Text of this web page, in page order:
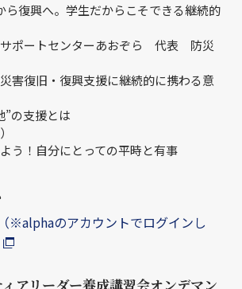
復興へ。学生だからこそできる継続的
ポートセンターあおぞら 代表 防災
復旧・復興支援に継続的に携わる意
支援とは
自分にとっての平時と有事
※alphaのアカウントでログインし
アリーダー養成講習会オンデマン